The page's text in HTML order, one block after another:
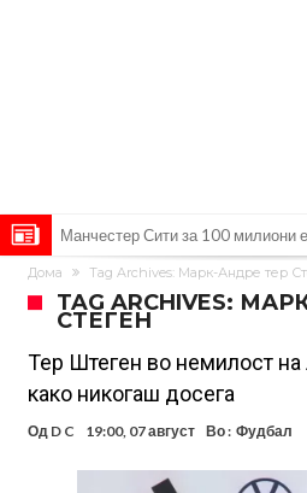
Манчестер Сити за 100 милиони
Се подготвува фудбалска
2010 година?
Тикет на денот (недела,
Само во Турција: Салах доби
го остави без зборови
Зборови кои сите ги чекаа,
Гризман
Реал Мадрид ја прекинува
Мекгрегор успешно опериран:
Дома Tag Archives: Марк-Андре тер
TAG ARCHIVES:
СТЕГЕН
Тер Штеген во немилост
како никогаш досега
Од D C 19:00, 07 август Во : Фудбал